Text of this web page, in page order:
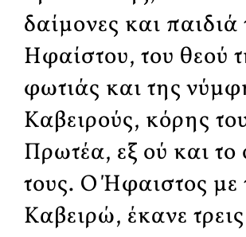
δαίμονες και παιδιά
Ηφαίστου, του θεού
φωτιάς και της
Καβειρούς, κόρης
Πρωτέα, εξ ού και
τους. Ο Ήφαιστος με
Καβειρώ, έκανε